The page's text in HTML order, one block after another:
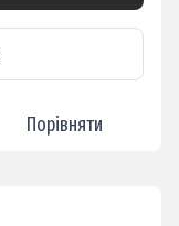
Порівняти